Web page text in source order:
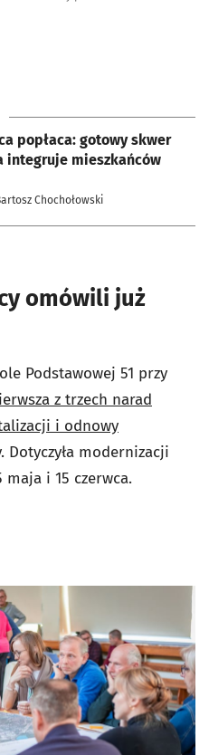
popłaca: gotowy skwer
integruje mieszkańców
Chochołowski
omówili już
Podstawowej 51 przy
ierwsza z trzech narad
i odnowy
. Dotyczyła modernizacji
i 15 czerwca.